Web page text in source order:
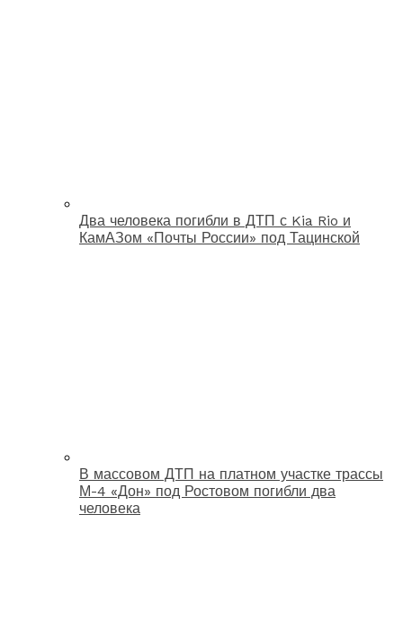
Два человека погибли в ДТП с Kia Rio и
КамАЗом «Почты России» под Тацинской
В массовом ДТП на платном участке трассы
М-4 «Дон» под Ростовом погибли два
человека